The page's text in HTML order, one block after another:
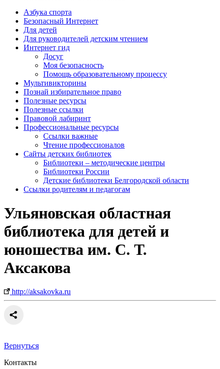
Азбука спорта
Безопасный Интернет
Для детей
Для руководителей детским чтением
Интернет гид
Досуг
Моя безопасность
Помощь образовательному процессу
Мультивикторины
Познай избирательное право
Полезные ресурсы
Полезные ссылки
Правовой лабиринт
Профессиональные ресурсы
Ссылки важные
Чтение профессионалов
Сайты детских библиотек
Библиотеки – методические центры
Библиотеки России
Детские библиотеки Белгородской области
Ссылки родителям и педагогам
Ульяновская областная
библиотека для детей и
юношества им. С. Т.
Аксакова
http://aksakovka.ru
Вернуться
Контакты